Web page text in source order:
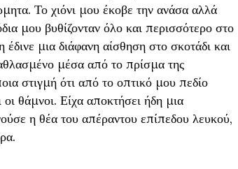
Το χιόνι μου έκοβε την ανάσα αλλά
μου βυθίζονταν όλο και περισσότερο στο
μια διάφανη αίσθηση στο σκοτάδι και
μέσα από το πρίσμα της
στιγμή ότι από το οπτικό μου πεδίο
θάμνοι. Είχα αποκτήσει ήδη μια
η θέα του απέραντου επίπεδου λευκού,